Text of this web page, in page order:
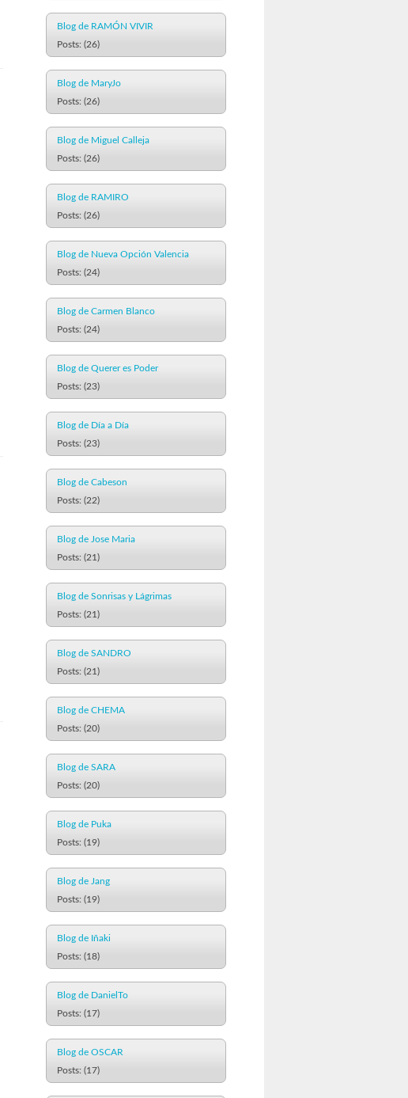
Blog de RAMÓN VIVIR
Posts: (26)
Blog de MaryJo
Posts: (26)
Blog de Miguel Calleja
Posts: (26)
Blog de RAMIRO
Posts: (26)
Blog de Nueva Opción Valencia
Posts: (24)
Blog de Carmen Blanco
Posts: (24)
Blog de Querer es Poder
Posts: (23)
Blog de Día a Día
Posts: (23)
Blog de Cabeson
Posts: (22)
Blog de Jose Maria
Posts: (21)
Blog de Sonrisas y Lágrimas
Posts: (21)
Blog de SANDRO
Posts: (21)
Blog de CHEMA
Posts: (20)
Blog de SARA
Posts: (20)
Blog de Puka
Posts: (19)
Blog de Jang
Posts: (19)
Blog de Iñaki
Posts: (18)
Blog de DanielTo
Posts: (17)
Blog de OSCAR
Posts: (17)